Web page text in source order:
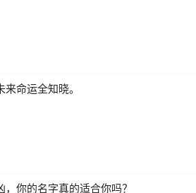
命运全知晓。
你的名字真的适合你吗？